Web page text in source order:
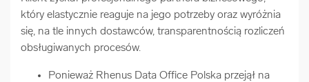
który elastycznie reaguje na jego potrzeby oraz wyróżnia
się, na tle innych dostawców, transparentnością rozliczeń
obsługiwanych procesów.
Ponieważ Rhenus Data Office Polska przejął na